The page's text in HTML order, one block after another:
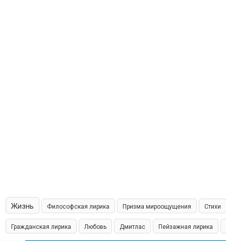
Жизнь Философская лирика Призма мироощущения Стихи
Гражданская лирика Любовь Дмитлас Пейзажная лирика